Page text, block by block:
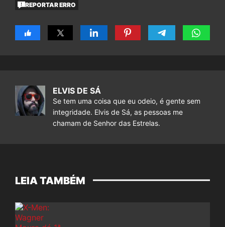
REPORTAR ERRO
ELVIS DE SÁ
Se tem uma coisa que eu odeio, é gente sem
integridade. Elvis de Sá, as pessoas me
chamam de Senhor das Estrelas.
LEIA TAMBÉM